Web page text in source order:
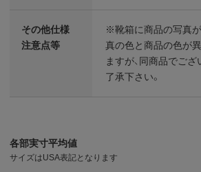
その他仕様
注意点等
※靴箱に商品の写真が
真の色と商品の色が
ますが、同商品でご
了承下さい。
各部実寸平均値
サイズはUSA表記となります